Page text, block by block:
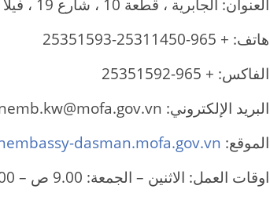
العنوان: الجابرية ، قطعة 10 ، شارع 19 ، فيلا 96 ، الكويت
هاتف: + 965-25311450-25351593
الفاكس: + 965-25351592
البريد الإلكتروني: vnemb.kw@mofa.gov.vn
الموقع: dasman.mofa.gov.vn
اوقات العمل: الاثنين – الجمعة: 9.00 ص – 5.00 م